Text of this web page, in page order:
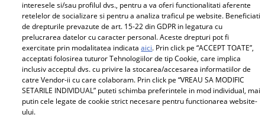
interesele si/sau profilul dvs., pentru a va oferi functionalitati aferente
retelelor de socializare si pentru a analiza traficul pe website. Beneficiati
de drepturile prevazute de art. 15-22 din GDPR in legatura cu
prelucrarea datelor cu caracter personal. Aceste drepturi pot fi
exercitate prin modalitatea indicataaici. Prin click pe “ACCEPT TOATE”,
acceptati folosirea tuturor Tehnologiilor de tip Cookie, care implica
inclusiv acceptul dvs. cu privire la stocarea/accesarea informatiilor de
catre Vendor-ii cu care colaboram. Prin click pe “VREAU SA MODIFIC
SETARILE INDIVIDUAL” puteti schimba preferintele in mod individual, mai
putin cele legate de cookie strict necesare pentru functionarea website-
ului.